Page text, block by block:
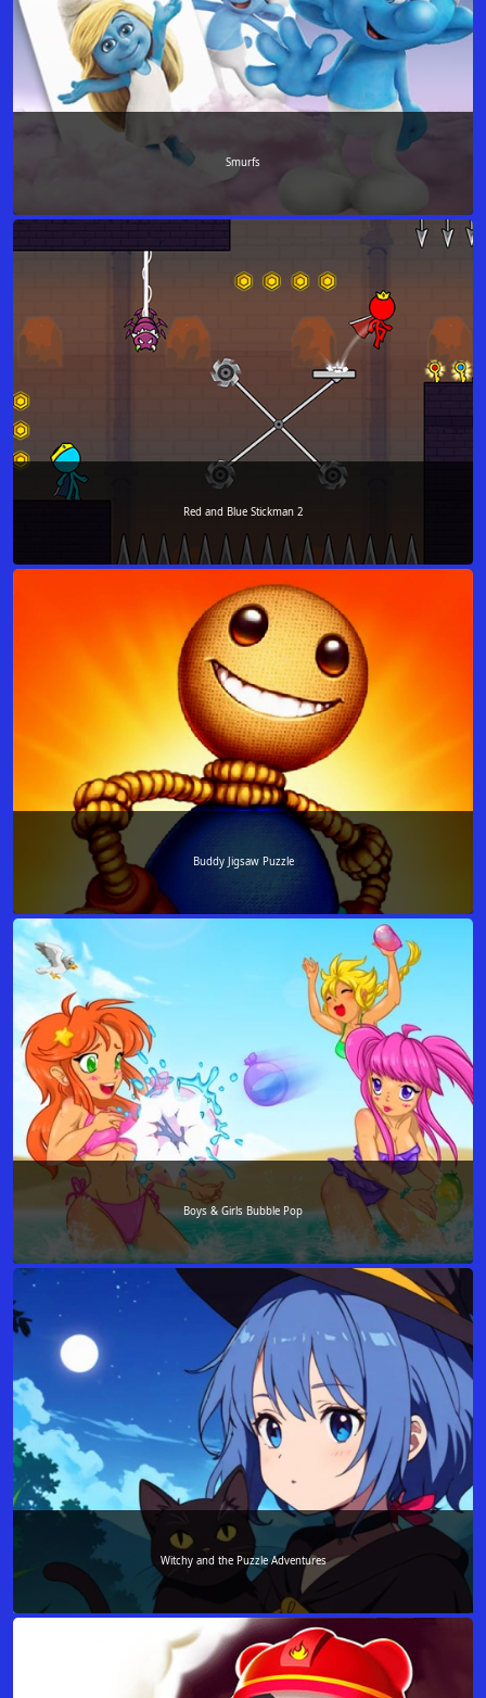
Smurfs
Red and Blue Stickman 2
Buddy Jigsaw Puzzle
Boys & Girls Bubble Pop
Witchy and the Puzzle Adventures